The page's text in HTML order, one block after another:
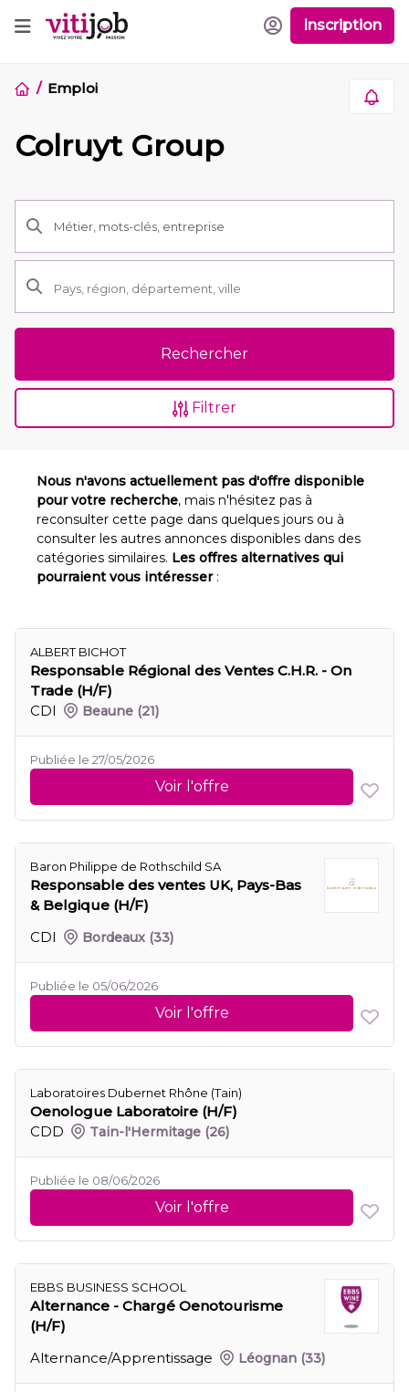
Inscription
Emploi
Colruyt Group
Rechercher
Filtrer
Nous n'avons actuellement pas d'offre disponible
pour votre recherche, mais n'hésitez pas à
reconsulter cette page dans quelques jours ou à
consulter les autres annonces disponibles dans des
catégories similaires. Les offres alternatives qui
pourraient vous intéresser:
ALBERT BICHOT
Responsable Régional des Ventes C.H.R. - On
Trade (H/F)
CDI
Beaune (21)
Publiée le 27/05/2026
Voir l'offre
Baron Philippe de Rothschild SA
Responsable des ventes UK, Pays-Bas
& Belgique (H/F)
CDI
Bordeaux (33)
Publiée le 05/06/2026
Voir l'offre
Laboratoires Dubernet Rhône (Tain)
Oenologue Laboratoire (H/F)
CDD
Tain-l'Hermitage (26)
Publiée le 08/06/2026
Voir l'offre
EBBS BUSINESS SCHOOL
Alternance - Chargé Oenotourisme
(H/F)
Alternance/Apprentissage
Léognan (33)